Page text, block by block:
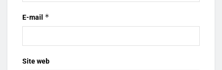
E-mail *
Site web